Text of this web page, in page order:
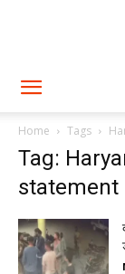
Home Tags
Tag:
statement